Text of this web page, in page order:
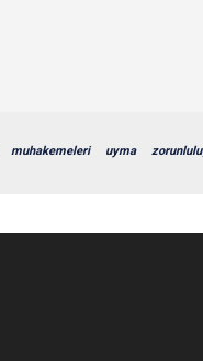
muhakemeleri uyma